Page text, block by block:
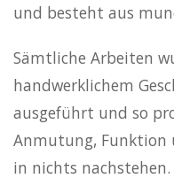
und besteht aus
Sämtliche Arbeiten
handwerklichem
ausgeführt und so
Anmutung, Funktion
in nichts nachstehen.